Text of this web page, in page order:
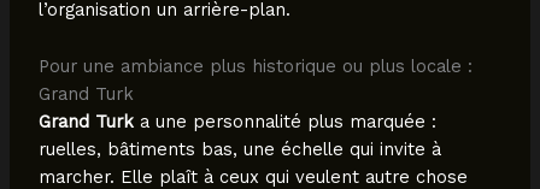
l’organisation un arrière-plan.
Pour une ambiance plus historique ou plus locale :
Grand Turk
Grand Turka une personnalité plus marquée :
ruelles, bâtiments bas, une échelle qui invite à
marcher. Elle plaît à ceux qui veulent autre chose